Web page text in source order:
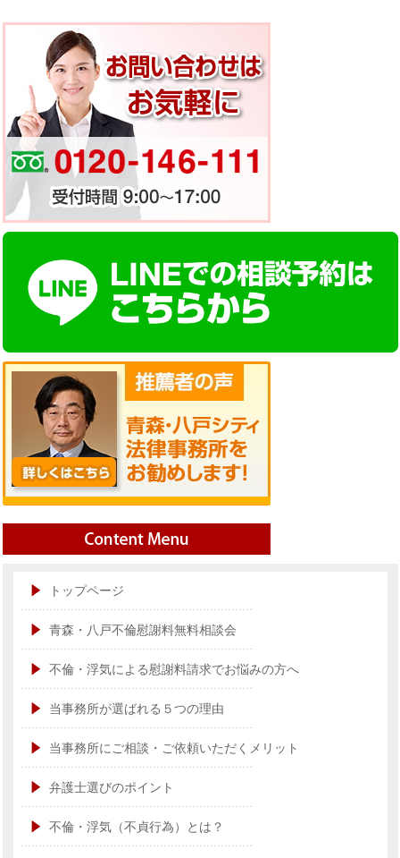
トップページ
青森・八戸不倫慰謝料無料相談会
不倫・浮気による慰謝料請求でお悩みの方へ
当事務所が選ばれる５つの理由
当事務所にご相談・ご依頼いただくメリット
弁護士選びのポイント
不倫・浮気（不貞行為）とは？